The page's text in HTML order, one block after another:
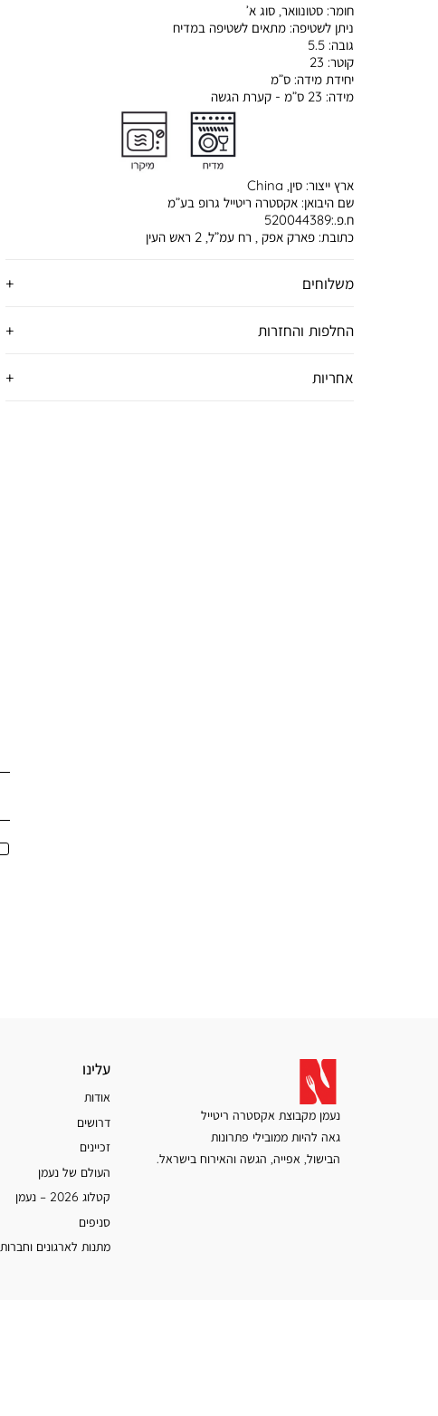
חומר:סטונוואר, סוג א’
ניתן לשטיפה:מתאים לשטיפה במדיח
גובה:5.5
קוטר: 23
יחידת מידה:ס”מ
מידה: 23 ס”מ - קערת הגשה
ארץ ייצור:סין, China
שם היבואן:אקסטרה ריטייל גרופ בע”מ
ח.פ.:520044389
כתובת:פארק אפק , רח עמ”ל, 2 ראש העין
משלוחים
החלפות והחזרות
אחריות
נעמן מקבוצת אקסטרה ריטייל
גאה להיות ממובילי פתרונות
הבישול, אפייה, הגשה והאירוח בישראל.
עלינו
עלינו
אודות
דרושים
זכיינים
העולם של נעמן
קטלוג 2026 – נעמן
סניפים
מתנות לארגונים וחברות